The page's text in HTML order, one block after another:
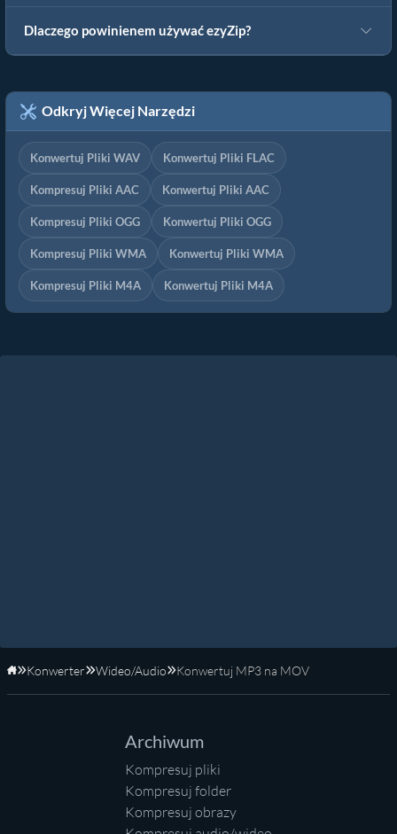
Dlaczego powinienem używać ezyZip?
Odkryj Więcej Narzędzi
Konwertuj Pliki WAV Konwertuj Pliki FLAC
Kompresuj Pliki AAC Konwertuj Pliki AAC
Kompresuj Pliki OGG Konwertuj Pliki OGG
Kompresuj Pliki WMA Konwertuj Pliki WMA
Kompresuj Pliki M4A Konwertuj Pliki M4A
Strona główna
Konwerter Wideo/Audio Konwertuj MP3 na MOV
Archiwum
Kompresuj pliki
Kompresuj folder
Kompresuj obrazy